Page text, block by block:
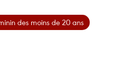
des moins de 20 ans